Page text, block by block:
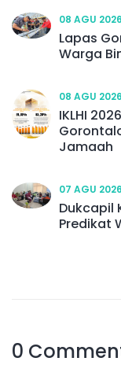
08 AGU 2026
Lapas
Warga
08 AGU 2026
IKLHI
Jamaah
07 AGU 2026
Dukcapil
Predikat
0